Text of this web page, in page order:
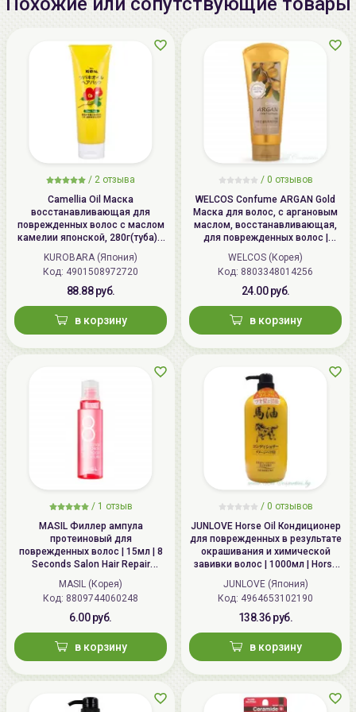
/ 2 отзыва
Camellia Oil Маска
восстанавливающая для
поврежденных волос с маслом
камелии японской, 280г(туба) /
KUROBARA Camellia Oil Hair Pack
KUROBARA (Япония)
Код: 4901508972720
88.88 руб.
в корзину
/ 0 отзывов
WELCOS Confume ARGAN Gold
Маска для волос, с аргановым
маслом, восстанавливающая,
для поврежденных волос |
200мл | Confume ARGAN Gold
Treatment
WELCOS (Корея)
Код: 8803348014256
24.00 руб.
в корзину
/ 1 отзыв
MASIL Филлер ампула
протеиновый для
поврежденных волос | 15мл | 8
Seconds Salon Hair Repair
Ampoule
MASIL (Корея)
Код: 8809744060248
6.00 руб.
в корзину
/ 0 отзывов
JUNLOVE Horse Oil Кондиционер
для поврежденных в результате
окрашивания и химической
завивки волос | 1000мл | Horse
Oil Conditioner
JUNLOVE (Япония)
Код: 4964653102190
138.36 руб.
в корзину